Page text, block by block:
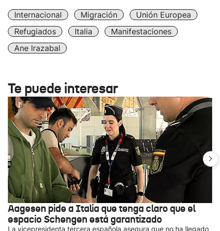
Internacional Migración
Unión Europea
Refugiados
Italia
Manifestaciones
Ane Irazabal
Te puede interesar
Aagesen pide a Italia que tenga claro que el
espacio Schengen está garantizado
La vicepresidenta tercera española asegura que no ha llegado